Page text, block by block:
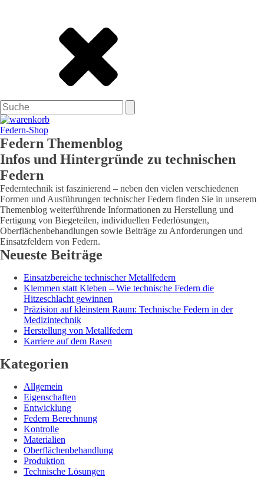
Federn-Shop
Federn Themenblog
Infos und Hintergründe zu technischen
Federn
Federntechnik ist faszinierend – neben den vielen verschiedenen
Formen und Ausführungen technischer Federn finden Sie in unserem
Themenblog weiterführende Informationen zu Herstellung und
Fertigung von Biegeteilen, individuellen Federlösungen,
Oberflächenbehandlungen sowie Beiträge zu Anforderungen und
Einsatzfeldern von Federn.
Neueste Beiträge
Einsatzbereiche technischer Metallfedern
Klemmen statt Kleben – Wie technische Federn die
Hitzeschlacht gewinnen
Präzision auf kleinstem Raum: Technische Federn in der
Medizintechnik
Herstellung von Metallfedern
Karriere auf dem Rasen
Kategorien
Allgemein
Eigenschaften
Entwicklung
Federn Berechnung
Kontrolle
Materialien
Oberflächenbehandlung
Produktion
Technische Lösungen